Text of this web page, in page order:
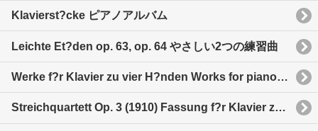
Klavierst?cke ピアノアルバム
Leichte Et?den op. 63, op. 64 やさしい2つの練習曲
Werke f?r Klavier zu vier H?nden Works for piano four hands ?uvres pour piano ? quatre mains
Streichquartett Op. 3 (1910) Fassung f?r Klavier zu vier H?nden